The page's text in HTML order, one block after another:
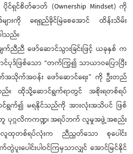
း ပိုင်ရှင်စိတ်ဓာတ် (Ownership Mindset) ကို
ဒ်များကို ရေရှည်ခိုင်မြဲစေအောင် ထိန်းသိမ်း
သည်။
ညီ ဖော်ဆောင်သွားခြင်းဖြင့် ယခုနှစ် က
င်ပုဒ်ဖြစ်သော “တက်ကြွ၍ သာယာဝပြောပြီး
လက်အသိုက်အဝန်း ဖော်ဆောင်ရေး” ကို ဦးတည်
ည်။ ထိုသို့ဆောင်ရွက်ရာတွင် အစိုးရတစ်ရပ်
င်ရွက်၍ မရနိုင်သည်ကို အားလုံးအသိပင် ဖြစ်
တူ ပုဂ္ဂလိကကဏ္ဍ၊ အရပ်ဘက် လူမှုအဖွဲ့အစည်း
သူလူထုတစ်ရပ်လုံးက ညီညွတ်သော စုပေါင်း
းပေါင်းပါဝင်ကြမှသာလျှင် အောင်မြင်နိုင်